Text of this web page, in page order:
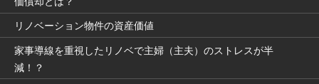
リノベーション物件の資産価値
家事導線を重視したリノベで主婦（主夫）のストレスが半
減！？